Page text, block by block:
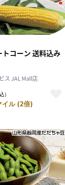
コーン 送料込み
ス JAL Mall店
）
ル (2倍)